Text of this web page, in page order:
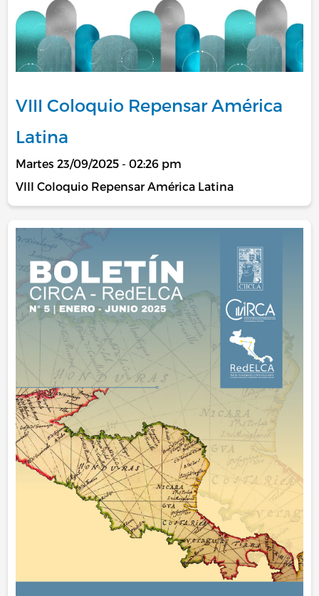
VIII Coloquio Repensar América
Latina
Martes 23/09/2025 - 02:26 pm
VIII Coloquio Repensar América Latina